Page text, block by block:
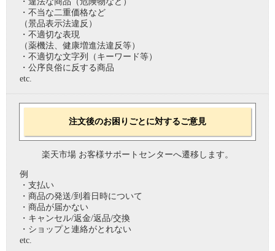
・不当な二重価格など
（景品表示法違反）
・不適切な表現
（薬機法、健康増進法違反等）
・不適切な文字列（キーワード等）
・公序良俗に反する商品
etc.
注文後のお困りごとに対するご意見
楽天市場 お客様サポートセンターへ遷移します。
例
・支払い
・商品の発送/到着日時について
・商品が届かない
・キャンセル/返金/返品/交換
・ショップと連絡がとれない
etc.